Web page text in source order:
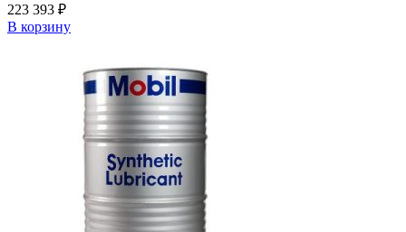
223 393 ₽
В корзину